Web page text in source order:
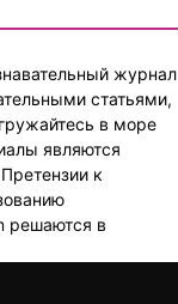
журнал
статьями,
в море
являются
к
решаются в